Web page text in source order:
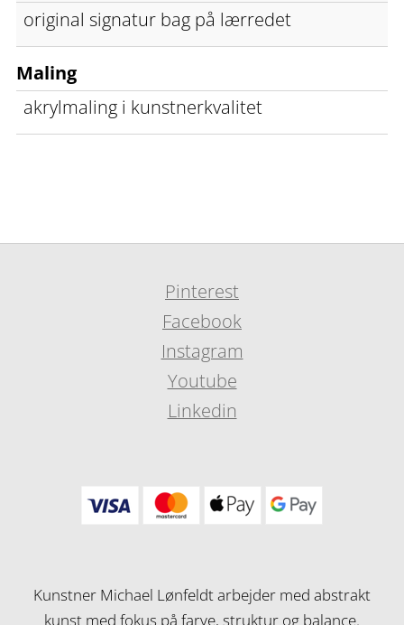
original signatur bag på lærredet
Maling
akrylmaling i kunstnerkvalitet
Pinterest
Facebook
Instagram
Youtube
Linkedin
Kunstner Michael Lønfeldt arbejder med abstrakt
kunst med fokus på farve, struktur og balance.